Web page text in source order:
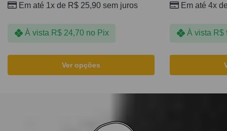
Em até 1x de R$ 25,90 sem juros
À vista R$24,70 no Pix
Ver opções
Em até 4x
À vista R$